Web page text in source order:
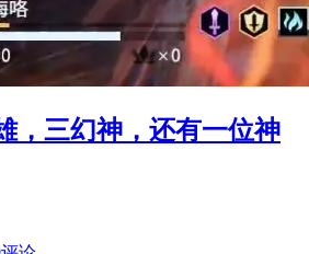
，三幻神，还有一位神